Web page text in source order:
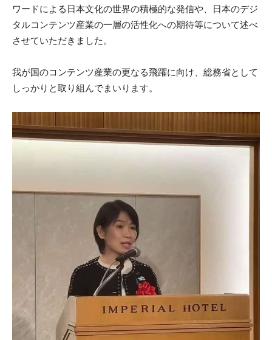
ワードによる日本文化の世界の積極的な発信や、日本のデジ
タルコンテンツ産業の一層の活性化への期待等について述べ
させていただきました。
我が国のコンテンツ産業の更なる飛躍に向け、総務省として
しっかりと取り組んでまいります。